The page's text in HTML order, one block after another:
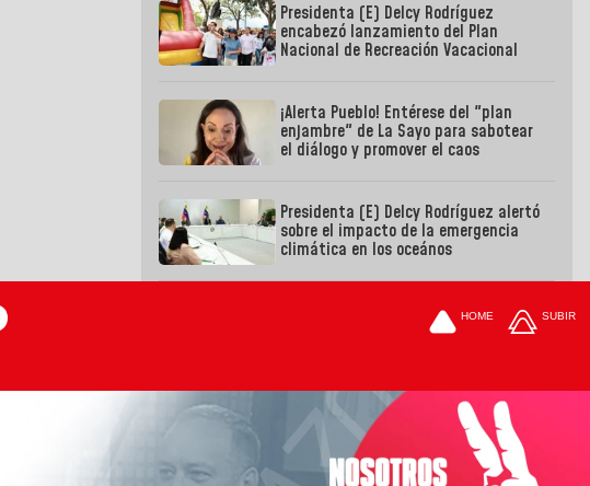
Presidenta (E) Delcy Rodríguez
encabezó lanzamiento del Plan
Nacional de Recreación Vacacional
¡Alerta Pueblo! Entérese del "plan
enjambre" de La Sayo para sabotear
el diálogo y promover el caos
Presidenta (E) Delcy Rodríguez alertó
sobre el impacto de la emergencia
climática en los oceános
HOME SUBIR